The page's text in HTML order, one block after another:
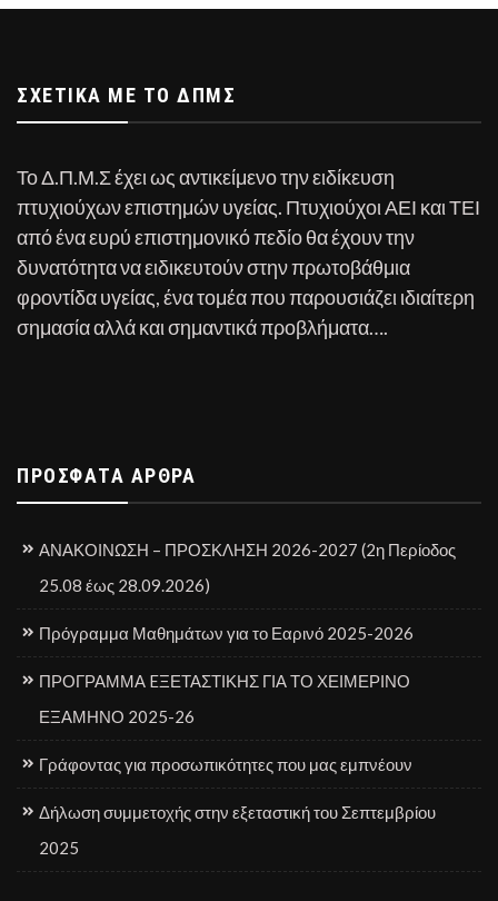
ΣΧΕΤΙΚΆ ΜΕ ΤΟ ΔΠΜΣ
Το Δ.Π.Μ.Σ έχει ως αντικείμενο την ειδίκευση
πτυχιούχων επιστημών υγείας. Πτυχιούχοι ΑΕΙ και ΤΕΙ
από ένα ευρύ επιστημονικό πεδίο θα έχουν την
δυνατότητα να ειδικευτούν στην πρωτοβάθμια
φροντίδα υγείας, ένα τομέα που παρουσιάζει ιδιαίτερη
σημασία αλλά και σημαντικά προβλήματα….
ΠΡΌΣΦΑΤΑ ΆΡΘΡΑ
ΑΝΑΚΟΙΝΩΣΗ – ΠΡΟΣΚΛΗΣΗ 2026-2027 (2η Περίοδος
25.08 έως 28.09.2026)
Πρόγραμμα Μαθημάτων για το Εαρινό 2025-2026
ΠΡΟΓΡΑΜΜΑ EΞΕΤΑΣΤΙΚΗΣ ΓΙΑ ΤΟ ΧΕΙΜΕΡΙΝΟ
ΕΞΑΜΗΝΟ 2025-26
Γράφοντας για προσωπικότητες που μας εμπνέουν
Δήλωση συμμετοχής στην εξεταστική του Σεπτεμβρίου
2025